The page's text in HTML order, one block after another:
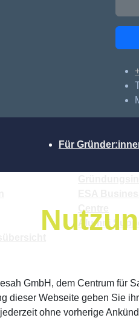
Für
Centre
Alumni
GmbH, dem Centrum
dieser Webseite geben Sie
ohne vorherige